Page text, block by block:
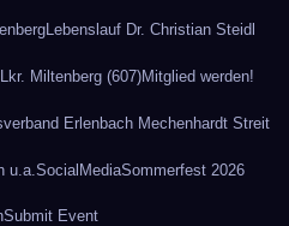
Lebenslauf Dr. Christian Steidl
Miltenberg (607)Mitglied werden!
Erlenbach Mechenhardt Streit
u.a. SocialMediaSommerfest 2026
Submit Event